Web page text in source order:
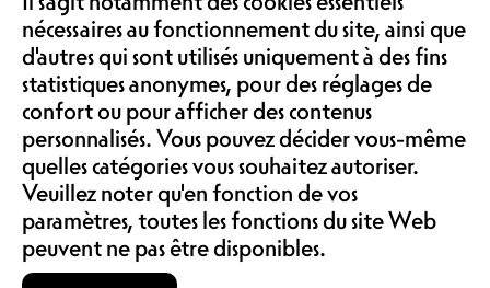
ASSOCIATION &
COMMUNAUTÉ
LOCATIONS
sur des rythmes groovy jusque tard
dans la nuit !
BELLUARD
14h-16h Thomas Lavanchy
16h-18h DJ Stereoid & Strong
Legs
nécessaires au fonctionnement du site, ainsi que
d'autres qui sont utilisés uniquement à des fins
statistiques anonymes, pour des réglages de
confort ou pour afficher des contenus
personnalisés. Vous pouvez décider vous-même
quelles catégories vous souhaitez autoriser.
Veuillez noter qu'en fonction de vos
paramètres, toutes les fonctions du site Web
peuvent ne pas être disponibles.